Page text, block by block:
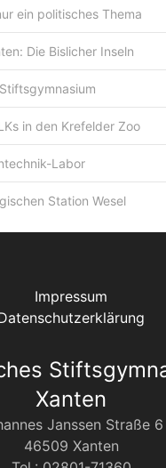
ein politisches Thema
Die Bislicher Inseln
in den Krefelder Zoo
Labor
Station Wesel
Impressum
Xanten
Janssen Straße 6
46509 Xanten